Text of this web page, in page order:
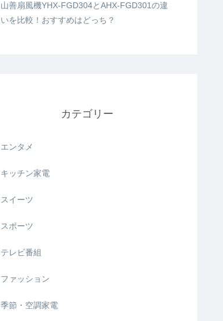
山善扇風機YHX-FGD304とAHX-FGD301の違
いを比較！おすすめはどっち？
カテゴリー
エンタメ
キッチン家電
スイーツ
スポーツ
テレビ番組
ファッション
季節・空調家電